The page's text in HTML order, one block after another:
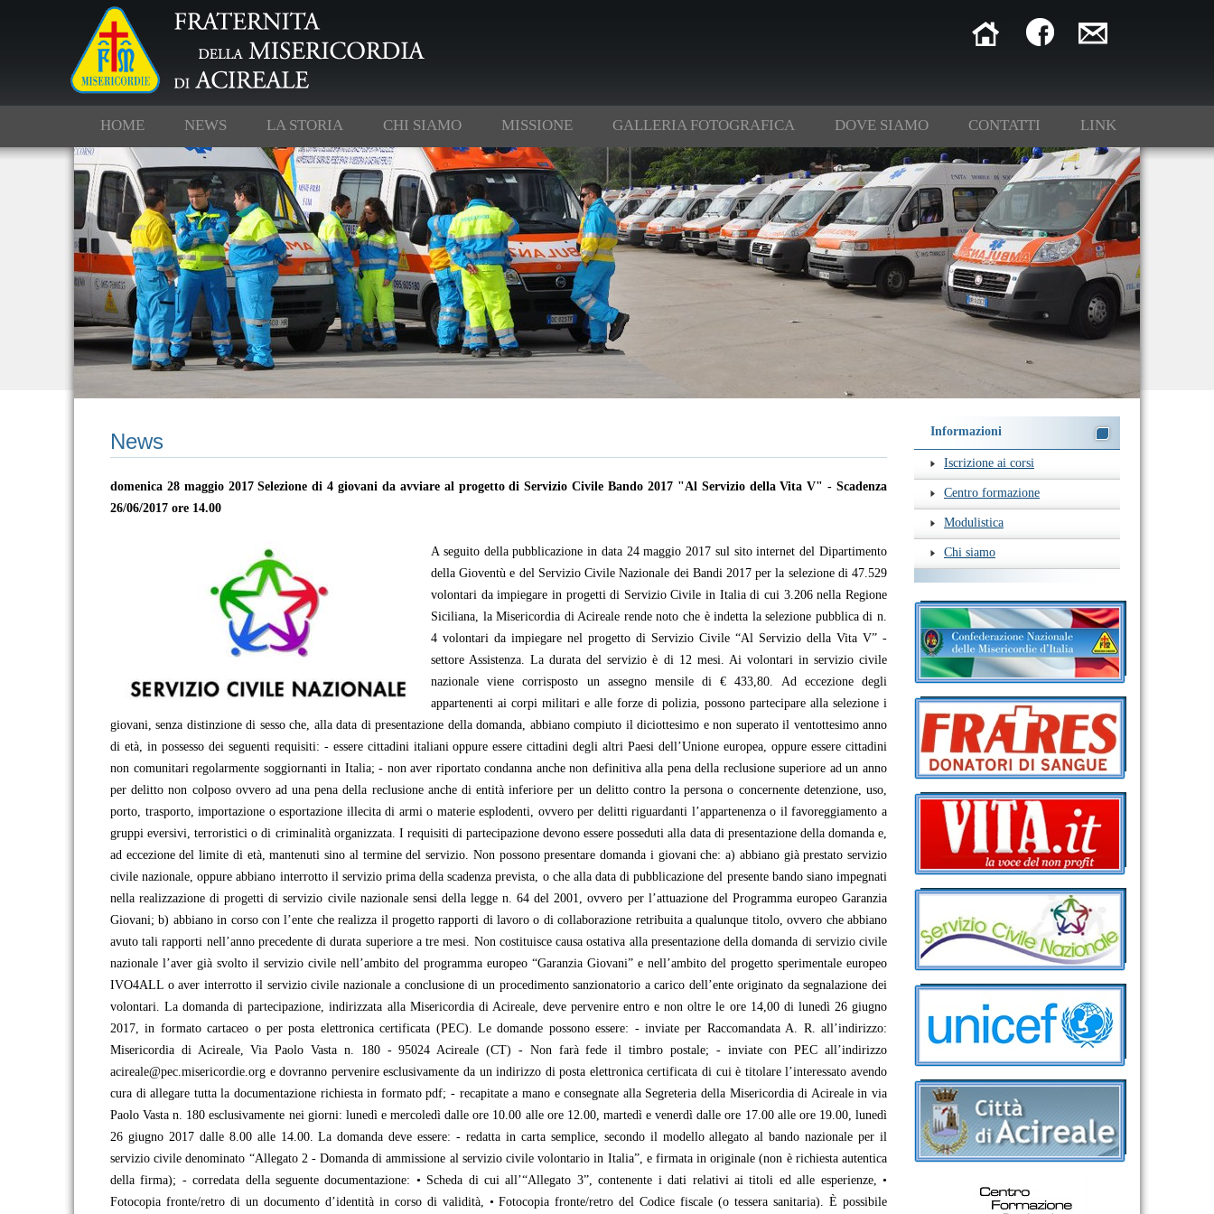
HOME NEWS LA STORIA CHI SIAMO MISSIONE GALLERIA FOTOGRAFICA DOVE SIAMO CONTATTI LINK
News
domenica 28 maggio 2017 Selezione di 4 giovani da avviare al progetto di Servizio Civile Bando 2017 "Al Servizio della Vita V" - Scadenza
26/06/2017 ore 14.00
A seguito della pubblicazione in data 24 maggio 2017 sul sito internet del Dipartimento
della Gioventù e del Servizio Civile Nazionale dei Bandi 2017 per la selezione di 47.529
volontari da impiegare in progetti di Servizio Civile in Italia di cui 3.206 nella Regione
Siciliana, la Misericordia di Acireale rende noto che è indetta la selezione pubblica di n.
4 volontari da impiegare nel progetto di Servizio Civile “Al Servizio della Vita V” -
settore Assistenza. La durata del servizio è di 12 mesi. Ai volontari in servizio civile
nazionale viene corrisposto un assegno mensile di € 433,80. Ad eccezione degli
appartenenti ai corpi militari e alle forze di polizia, possono partecipare alla selezione i
giovani, senza distinzione di sesso che, alla data di presentazione della domanda, abbiano compiuto il diciottesimo e non superato il ventottesimo anno
di età, in possesso dei seguenti requisiti: - essere cittadini italiani oppure essere cittadini degli altri Paesi dell’Unione europea, oppure essere cittadini
non comunitari regolarmente soggiornanti in Italia; - non aver riportato condanna anche non definitiva alla pena della reclusione superiore ad un anno
per delitto non colposo ovvero ad una pena della reclusione anche di entità inferiore per un delitto contro la persona o concernente detenzione, uso,
porto, trasporto, importazione o esportazione illecita di armi o materie esplodenti, ovvero per delitti riguardanti l’appartenenza o il favoreggiamento a
gruppi eversivi, terroristici o di criminalità organizzata. I requisiti di partecipazione devono essere posseduti alla data di presentazione della domanda e,
ad eccezione del limite di età, mantenuti sino al termine del servizio. Non possono presentare domanda i giovani che: a) abbiano già prestato servizio
civile nazionale, oppure abbiano interrotto il servizio prima della scadenza prevista, o che alla data di pubblicazione del presente bando siano impegnati
nella realizzazione di progetti di servizio civile nazionale sensi della legge n. 64 del 2001, ovvero per l’attuazione del Programma europeo Garanzia
Giovani; b) abbiano in corso con l’ente che realizza il progetto rapporti di lavoro o di collaborazione retribuita a qualunque titolo, ovvero che abbiano
avuto tali rapporti nell’anno precedente di durata superiore a tre mesi. Non costituisce causa ostativa alla presentazione della domanda di servizio civile
nazionale l’aver già svolto il servizio civile nell’ambito del programma europeo “Garanzia Giovani” e nell’ambito del progetto sperimentale europeo
IVO4ALL o aver interrotto il servizio civile nazionale a conclusione di un procedimento sanzionatorio a carico dell’ente originato da segnalazione dei
volontari. La domanda di partecipazione, indirizzata alla Misericordia di Acireale, deve pervenire entro e non oltre le ore 14,00 di lunedì 26 giugno
2017, in formato cartaceo o per posta elettronica certificata (PEC). Le domande possono essere: - inviate per Raccomandata A. R. all’indirizzo:
Misericordia di Acireale, Via Paolo Vasta n. 180 - 95024 Acireale (CT) - Non farà fede il timbro postale; - inviate con PEC all’indirizzo
acireale@pec.misericordie.org e dovranno pervenire esclusivamente da un indirizzo di posta elettronica certificata di cui è titolare l’interessato avendo
cura di allegare tutta la documentazione richiesta in formato pdf; - recapitate a mano e consegnate alla Segreteria della Misericordia di Acireale in via
Paolo Vasta n. 180 esclusivamente nei giorni: lunedì e mercoledì dalle ore 10.00 alle ore 12.00, martedì e venerdì dalle ore 17.00 alle ore 19.00, lunedì
26 giugno 2017 dalle 8.00 alle 14.00. La domanda deve essere: - redatta in carta semplice, secondo il modello allegato al bando nazionale per il
servizio civile denominato “Allegato 2 - Domanda di ammissione al servizio civile volontario in Italia”, e firmata in originale (non è richiesta autentica
della firma); - corredata della seguente documentazione: • Scheda di cui all’“Allegato 3”, contenente i dati relativi ai titoli ed alle esperienze, •
Fotocopia fronte/retro di un documento d’identità in corso di validità, • Fotocopia fronte/retro del Codice fiscale (o tessera sanitaria). È possibile
Informazioni
Iscrizione ai corsi
Centro formazione
Modulistica
Chi siamo